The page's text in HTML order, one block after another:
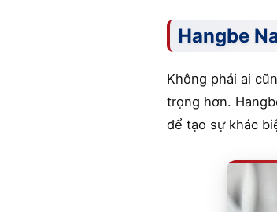
Hangbe
Không phải ai
trọng hơn.
để tạo sự khác